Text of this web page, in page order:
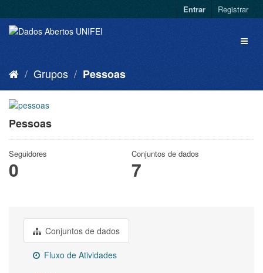
Entrar Registrar
Grupos Pessoas
Pessoas
Seguidores
0
Conjuntos de dados
7
Conjuntos de dados
Fluxo de Atividades